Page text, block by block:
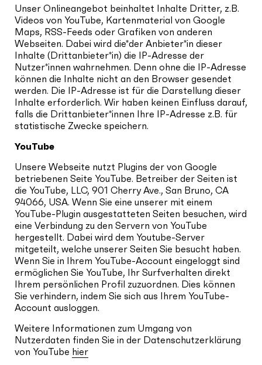
Unser Onlineangebot beinhaltet Inhalte Dritter, z.B.
Videos von YouTube, Kartenmaterial von Google
Maps, RSS-Feeds oder Grafiken von anderen
Webseiten. Dabei wird die*der Anbieter*in dieser
Inhalte (Drittanbieter*in) die IP-Adresse der
Nutzer*innen wahrnehmen. Denn ohne die IP-Adresse
können die Inhalte nicht an den Browser gesendet
werden. Die IP-Adresse ist für die Darstellung dieser
Inhalte erforderlich. Wir haben keinen Einfluss darauf,
falls die Drittanbieter*innen Ihre IP-Adresse z.B. für
statistische Zwecke speichern.
YouTube
Unsere Webseite nutzt Plugins der von Google
betriebenen Seite YouTube. Betreiber der Seiten ist
die YouTube, LLC, 901 Cherry Ave., San Bruno, CA
94066, USA. Wenn Sie eine unserer mit einem
YouTube-Plugin ausgestatteten Seiten besuchen, wird
eine Verbindung zu den Servern von YouTube
hergestellt. Dabei wird dem Youtube-Server
mitgeteilt, welche unserer Seiten Sie besucht haben.
Wenn Sie in Ihrem YouTube-Account eingeloggt sind
ermöglichen Sie YouTube, Ihr Surfverhalten direkt
Ihrem persönlichen Profil zuzuordnen. Dies können
Sie verhindern, indem Sie sich aus Ihrem YouTube-
Account ausloggen.
Weitere Informationen zum Umgang von
Nutzerdaten finden Sie in der Datenschutzerklärung
von YouTube hier